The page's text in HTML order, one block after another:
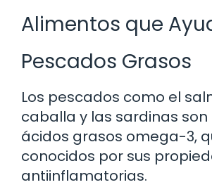
Alimentos que
Pescados Grasos
Los pescados como el
caballa y las sardinas son
ácidos grasos omega-3,
conocidos por sus
antiinflamatorias.